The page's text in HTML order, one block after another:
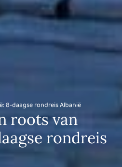
8-daagse rondreis Albanië
roots van
rondreis